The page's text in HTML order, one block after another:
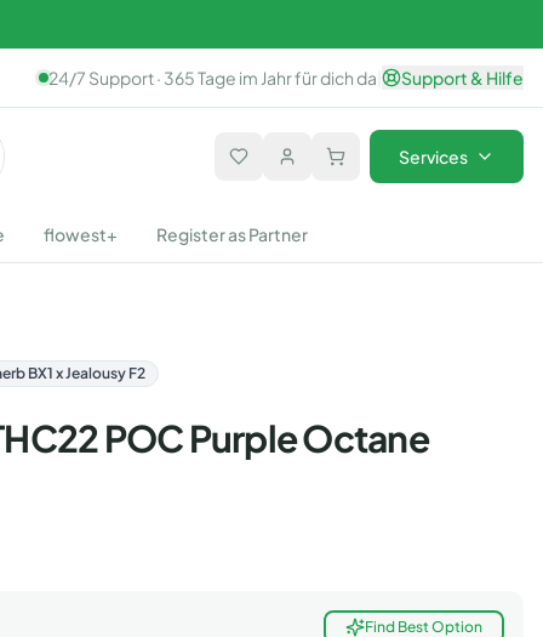
24/7 Support · 365 Tage im Jahr für dich da Support & Hilfe
Services
flowest+ Register as Partner
BX1 x Jealousy F2
POC Purple Octane
Find Best Option